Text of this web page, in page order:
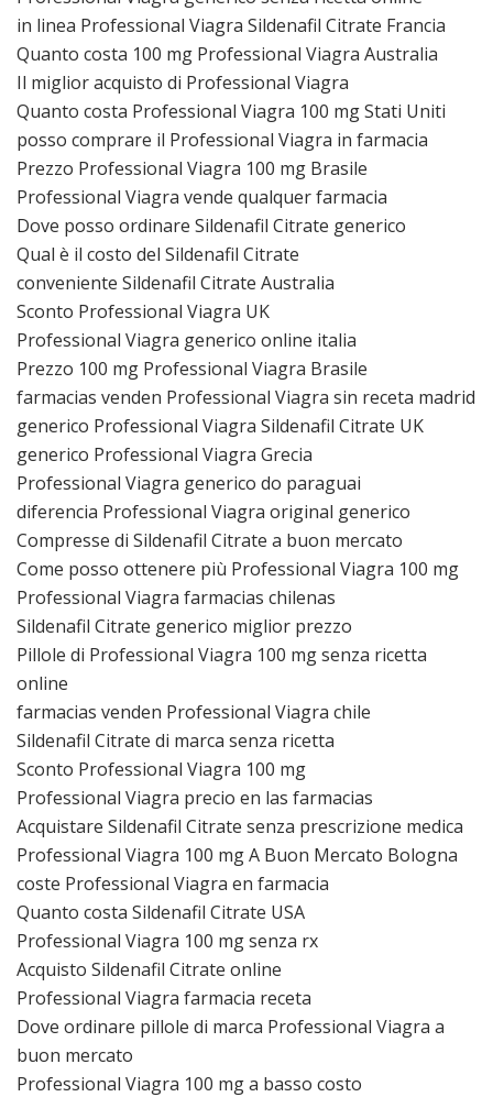
in linea Professional Viagra Sildenafil Citrate Francia
Quanto costa 100 mg Professional Viagra Australia
Il miglior acquisto di Professional Viagra
Quanto costa Professional Viagra 100 mg Stati Uniti
posso comprare il Professional Viagra in farmacia
Prezzo Professional Viagra 100 mg Brasile
Professional Viagra vende qualquer farmacia
Dove posso ordinare Sildenafil Citrate generico
Qual è il costo del Sildenafil Citrate
conveniente Sildenafil Citrate Australia
Sconto Professional Viagra UK
Professional Viagra generico online italia
Prezzo 100 mg Professional Viagra Brasile
farmacias venden Professional Viagra sin receta madrid
generico Professional Viagra Sildenafil Citrate UK
generico Professional Viagra Grecia
Professional Viagra generico do paraguai
diferencia Professional Viagra original generico
Compresse di Sildenafil Citrate a buon mercato
Come posso ottenere più Professional Viagra 100 mg
Professional Viagra farmacias chilenas
Sildenafil Citrate generico miglior prezzo
Pillole di Professional Viagra 100 mg senza ricetta
online
farmacias venden Professional Viagra chile
Sildenafil Citrate di marca senza ricetta
Sconto Professional Viagra 100 mg
Professional Viagra precio en las farmacias
Acquistare Sildenafil Citrate senza prescrizione medica
Professional Viagra 100 mg A Buon Mercato Bologna
coste Professional Viagra en farmacia
Quanto costa Sildenafil Citrate USA
Professional Viagra 100 mg senza rx
Acquisto Sildenafil Citrate online
Professional Viagra farmacia receta
Dove ordinare pillole di marca Professional Viagra a
buon mercato
Professional Viagra 100 mg a basso costo